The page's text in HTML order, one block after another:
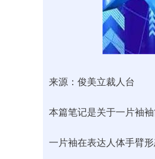
来源：俊美立裁人台
本篇笔记是关于一片袖袖
一片袖在表达人体手臂
上证指数